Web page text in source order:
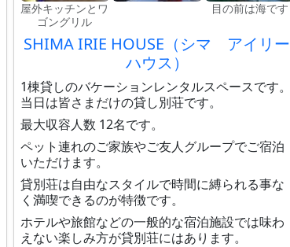
屋外キッチンとワ
ゴングリル
目の前は海です
SHIMA IRIE HOUSE（シマ アイリー
ハウス）
1棟貸しのバケーションレンタルスペースです。
当日は皆さまだけの貸し別荘です。
最大収容人数 12名です。
ペット連れのご家族やご友人グループでご宿泊
いただけます。
貸別荘は自由なスタイルで時間に縛られる事な
く満喫できるのが特徴です。
ホテルや旅館などの一般的な宿泊施設では味わ
えない楽しみ方が貸別荘にはあります。